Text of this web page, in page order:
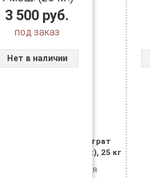
3 500 руб.
под заказ
Нет в наличии
Гидростоп Пенетрат
(Hidrostop Penetrat), 25 кг
Проникающая